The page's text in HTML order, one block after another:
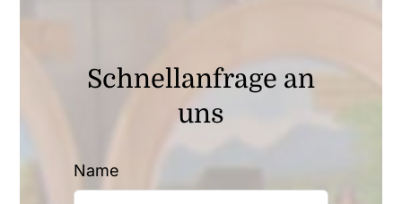
Schnellanfrage an
uns
Name